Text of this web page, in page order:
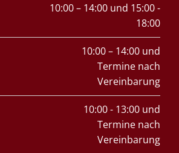
10:00 – 14:00 und 15:00 -
18:00
10:00 – 14:00 und
Termine nach
Vereinbarung
10:00 - 13:00 und
Termine nach
Vereinbarung